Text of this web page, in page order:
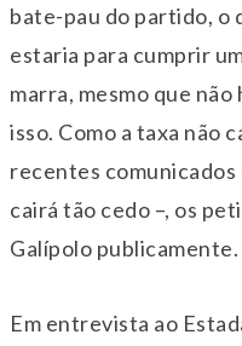
bate-pau do partido, o
estaria para cumprir
marra, mesmo que
isso. Como a taxa não
recentes
cairá tão cedo –, os
Galípolo publicamente.
Em entrevista ao